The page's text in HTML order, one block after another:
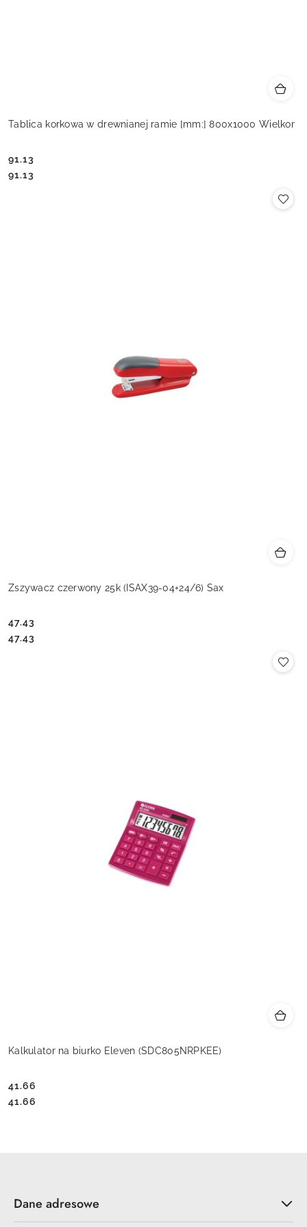
Tablica korkowa w drewnianej ramie [mm:] 800x1000 Wielkor
Cena:
91.13
Cena:
91.13
Zszywacz czerwony 25k (ISAX39-04+24/6) Sax
Cena:
47.43
Cena:
47.43
Kalkulator na biurko Eleven (SDC805NRPKEE)
Cena:
41.66
Cena:
41.66
Dane adresowe